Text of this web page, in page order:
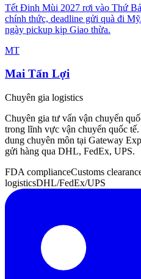
Tết Đinh Mùi 2027 rơi vào Thứ
chính thức, deadline gửi quà đi
ngày pickup kịp Giao thừa.
MT
Mai Tấn Lợi
Chuyên gia logistics
Chuyên gia tư vấn vận chuyển
trong lĩnh vực vận chuyển quốc
dung chuyên môn tại Gateway
gửi hàng qua DHL, FedEx, UPS.
FDA complianceCustoms
logisticsDHL/FedEx/UPS